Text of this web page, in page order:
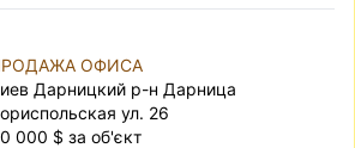
ОФИСА
Дарницкий р-н Дарница
ул. 26
000 $ за об'єкт